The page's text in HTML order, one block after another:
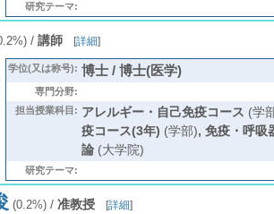
研究テーマ:
/ 講師 [詳細]
学位(又は称号): 博士 / 博士(医学)
専門分野:
担当授業科目: アレルギー・自己免疫コース (学
疫コース(3年) (学部), 免疫・呼吸
論(大学院)
研究テーマ:
(0.2%)/ 准教授 [詳細]